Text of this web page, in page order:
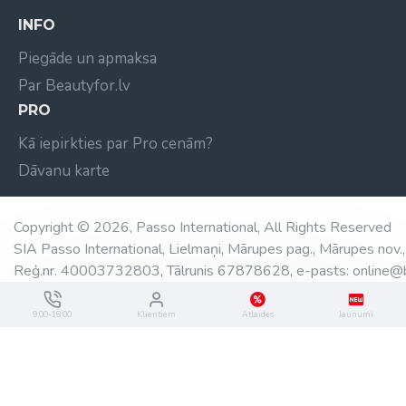
INFO
Piegāde un apmaksa
Par Beautyfor.lv
PRO
Kā iepirkties par Pro cenām?
Dāvanu karte
Copyright © 2026, Passo International, All Rights Reserved
SIA Passo International, Lielmaņi, Mārupes pag., Mārupes
Reģ.nr. 40003732803, Tālrunis 67878628, e-pasts:
9:00-18:00 Klientiem Atlaides Jaunumi